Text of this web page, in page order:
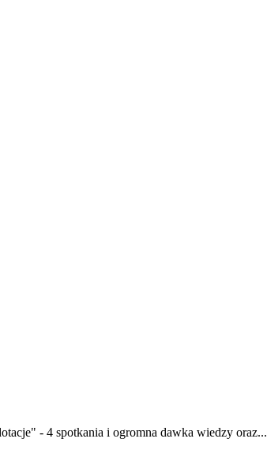
- 4 spotkania i ogromna dawka wiedzy oraz...